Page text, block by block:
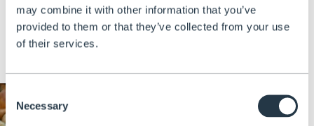
may combine it with other information that you’ve
provided to them or that they’ve collected from your use
of their services.
Consent
Selection
Necessary
Le nostre scale sono costruite per durare. Saldate a mano
da professionisti e certificate dal British Standards
Institution (BSI) secondo la norma BS EN 131.